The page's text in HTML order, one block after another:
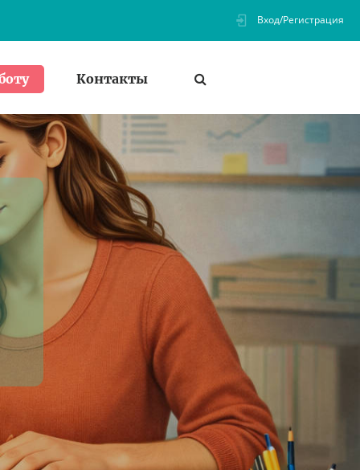
Вход/Регистрация
Контакты